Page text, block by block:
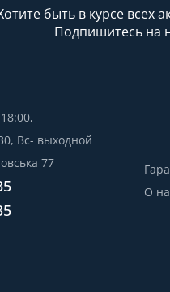
быть в курсе всех
Подпишитесь на
Вс- выходной
77
О